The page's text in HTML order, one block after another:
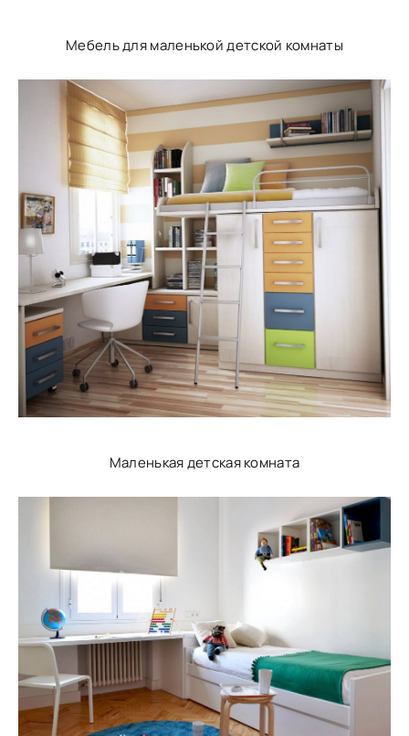
Мебель для маленькой детской комнаты
Маленькая детская комната